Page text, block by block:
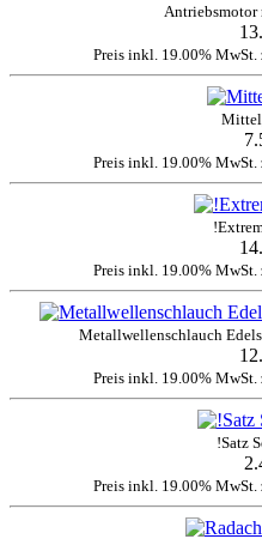
Antriebsmotor
Preis inkl. 19.00% MwSt.
Preis inkl. 19.00% MwSt.
Preis inkl. 19.00% MwSt.
Metallwellenschlauch
Preis inkl. 19.00% MwSt.
!Satz
Preis inkl. 19.00% MwSt.